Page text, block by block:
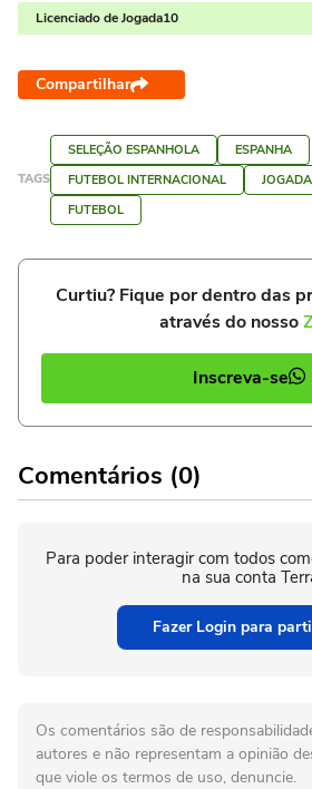
Licenciado de Jogada10
Compartilhar
TAGS
SELEÇÃO ESPANHOLA
ESPANHA
FUTEBOL INTERNACIONAL
FUTEBOL
Curtiu? Fique por dentro das
através do nosso
Inscreva-se
Comentários (0)
Para poder interagir com todos
na sua conta
Fazer Login para
Os comentários são de
autores e não representam a opinião
que viole os termos de uso, denuncie.